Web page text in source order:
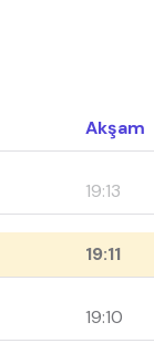
Akşam
19:13
19:11
19:10